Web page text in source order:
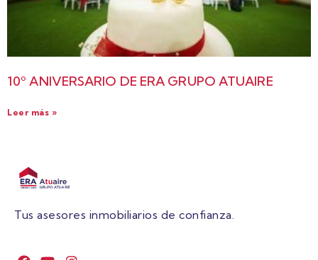
10º ANIVERSARIO DE ERA GRUPO ATUAIRE
Leer más »
Tus asesores inmobiliarios de confianza.